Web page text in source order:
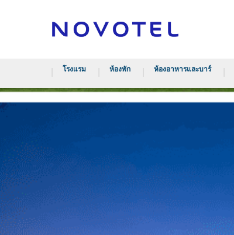
โรงแรม ห้องพัก ห้องอาหารและบาร์